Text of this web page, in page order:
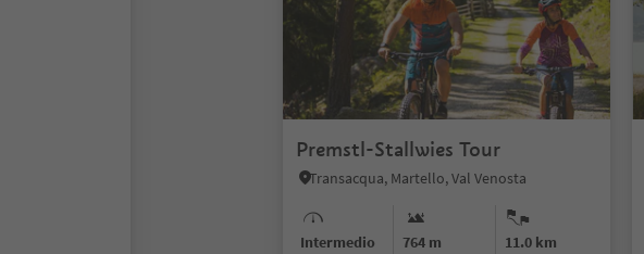
Premstl-Stallwies Tour
Transacqua, Martello, Val Venosta
Intermedio 764 m 11.0 km